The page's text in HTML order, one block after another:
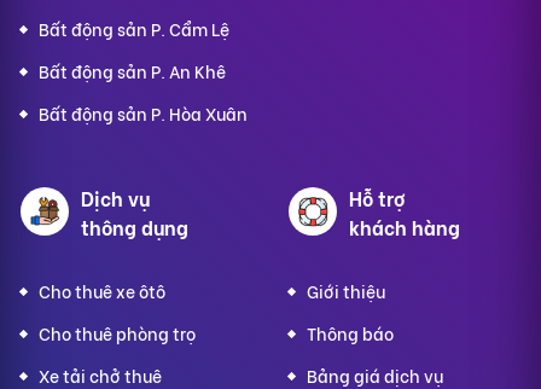
Bất động sản P. Cẩm Lệ
Bất động sản P. An Khê
Bất động sản P. Hòa Xuân
Dịch vụ
thông dụng
Cho thuê xe ôtô
Cho thuê phòng trọ
Xe tải chở thuê
Hỗ trợ
khách hàng
Giới thiệu
Thông báo
Bảng giá dịch vụ